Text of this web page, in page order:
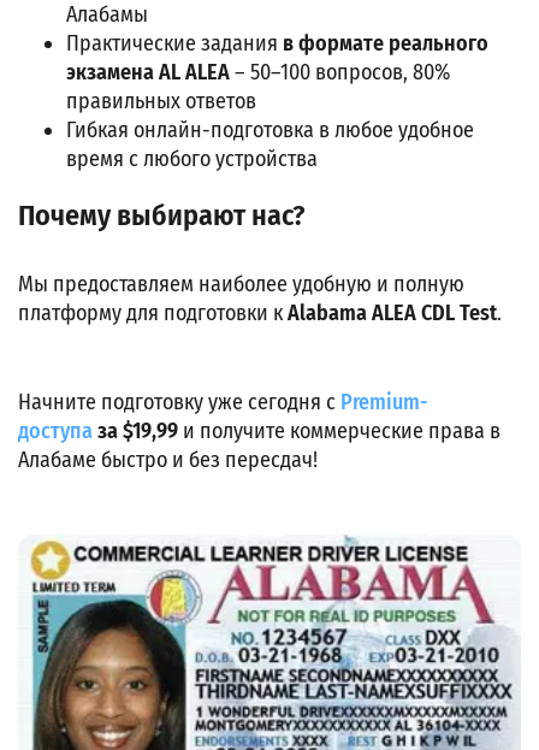
Алабамы
Практические задания в формате реального
экзамена AL ALEA– 50–100 вопросов, 80%
правильных ответов
Гибкая онлайн-подготовка в любое удобное
время с любого устройства
Почему выбирают нас?
Мы предоставляем наиболее удобную и полную
платформу для подготовки кAlabama ALEA CDL Test.
Начните подготовку уже сегодня с Premium-
доступаза $19,99 и получите коммерческие права в
Алабаме быстро и без пересдач!